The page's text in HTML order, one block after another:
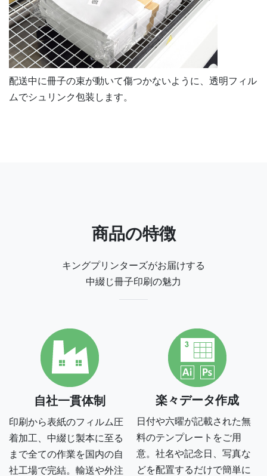
配送中に冊子の束が動いて傷つかないように、透明フィル
ムでシュリンク包装します。
商品の特徴
キングプリンターズがお届けする
中綴じ冊子印刷の魅力
自社一貫体制
印刷から表紙のフィルム圧
着加工、中綴じ製本に至る
まで全ての作業を国内の自
社工場で完結。輸送や外注
楽々データ作成
日付や六曜が記載された無
料のテンプレートをご用
意。社名や記念日、写真な
どを配置するだけで簡単に